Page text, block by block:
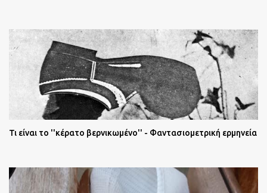
Τι είναι το ''κέρατο βερνικωμένο'' - Φαντασιομετρική ερμηνεία